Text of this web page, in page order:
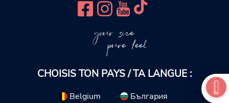
your size
pure feel
CHOISIS TON PAYS / TA LANGUE :
Belgium
България